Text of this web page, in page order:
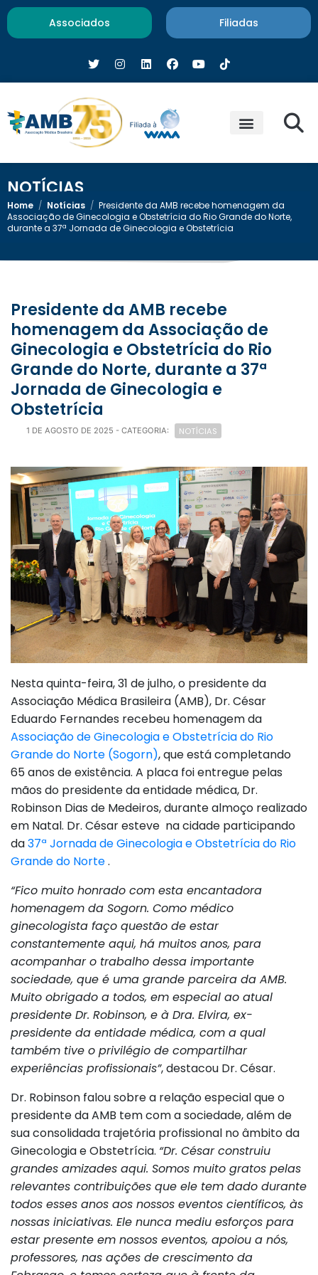
Associados Filiadas
NOTÍCIAS
Home / Notícias / Presidente da AMB recebe homenagem da
Associação de Ginecologia e Obstetrícia do Rio Grande do Norte,
durante a 37ª Jornada de Ginecologia e Obstetrícia
Presidente da AMB recebe
homenagem da Associação de
Ginecologia e Obstetrícia do Rio
Grande do Norte, durante a 37ª
Jornada de Ginecologia e
Obstetrícia
1 DE AGOSTO DE 2025 - CATEGORIA: NOTÍCIAS
Nesta quinta-feira, 31 de julho, o presidente da
Associação Médica Brasileira (AMB), Dr. César
Eduardo Fernandes recebeu homenagem da
Associação de Ginecologia e Obstetrícia do Rio
Grande do Norte (Sogorn), que está completando
65 anos de existência. A placa foi entregue pelas
mãos do presidente da entidade médica, Dr.
Robinson Dias de Medeiros, durante almoço realizado
em Natal. Dr. César esteve na cidade participando
da37ª Jornada de Ginecologia e Obstetrícia do Rio
Grande do Norte.
“Fico muito honrado com esta encantadora
homenagem da Sogorn. Como médico
ginecologista faço questão de estar
constantemente aqui, há muitos anos, para
acompanhar o trabalho dessa importante
sociedade, que é uma grande parceira da AMB.
Muito obrigado a todos, em especial ao atual
presidente Dr. Robinson, e à Dra. Elvira, ex-
presidente da entidade médica, com a qual
também tive o privilégio de compartilhar
experiências profissionais”, destacou Dr. César.
Dr. Robinson falou sobre a relação especial que o
presidente da AMB tem com a sociedade, além de
sua consolidada trajetória profissional no âmbito da
Ginecologia e Obstetrícia. “Dr. César construiu
grandes amizades aqui. Somos muito gratos pelas
relevantes contribuições que ele tem dado durante
todos esses anos aos nossos eventos científicos, às
nossas iniciativas. Ele nunca mediu esforços para
estar presente em nossos eventos, apoiou a nós,
professores, nas ações de crescimento da